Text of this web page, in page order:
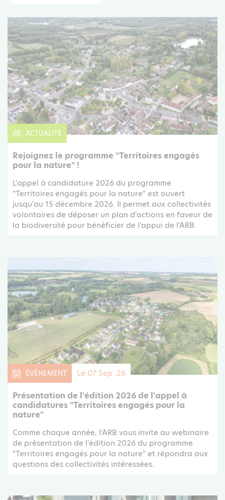
ACTUALITÉ
Rejoignez le programme "Territoires engagés
pour la nature" !
L'appel à candidature 2026 du programme
"Territoires engagés pour la nature" est ouvert
jusqu'au 15 décembre 2026. Il permet aux collectivités
volontaires de déposer un plan d'actions en faveur de
la biodiversité pour bénéficier de l'appui de l'ARB.
ÉVÉNEMENT Le 07 Sep .26
Présentation de l'édition 2026 de l'appel à
candidatures "Territoires engagés pour la
nature"
Comme chaque année, l'ARB vous invite au webinaire
de présentation de l'édition 2026 du programme
"Territoires engagés pour la nature" et répondra aux
questions des collectivités intéressées.